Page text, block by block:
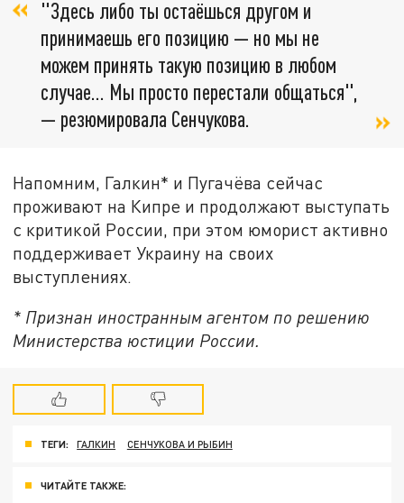
"Здесь либо ты остаёшься другом и
принимаешь его позицию — но мы не
можем принять такую позицию в любом
случае... Мы просто перестали общаться",
— резюмировала Сенчукова.
Напомним, Галкин* и Пугачёва сейчас
проживают на Кипре и продолжают выступать
с критикой России, при этом юморист активно
поддерживает Украину на своих
выступлениях.
* Признан иностранным агентом по решению
Министерства юстиции России.
ТЕГИ: ГАЛКИН СЕНЧУКОВА И РЫБИН
ЧИТАЙТЕ ТАКЖЕ: